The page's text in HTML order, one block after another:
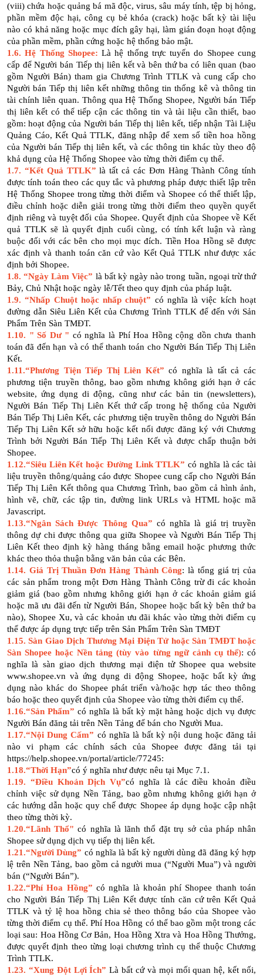
(viii) chứa hoặc quảng bá mã độc, virus, sâu máy tính, tệp bị hỏng,
phần mềm độc hại, công cụ bẻ khóa (crack) hoặc bất kỳ tài liệu
nào có khả năng hoặc mục đích gây hại, làm gián đoạn hoạt động
của phần mềm, phần cứng hoặc hệ thống bảo mật.
1.6. Hệ Thống Shopee: Là hệ thống trực tuyến do Shopee cung
cấp để Người bán Tiếp thị liên kết và bên thứ ba có liên quan (bao
gồm Người Bán) tham gia Chương Trình TTLK và cung cấp cho
Người bán Tiếp thị liên kết những thông tin thống kê và thông tin
tài chính liên quan. Thông qua Hệ Thống Shopee, Người bán Tiếp
thị liên kết có thể tiếp cận các thông tin và tài liệu cần thiết, bao
gồm: hoạt động của Người bán Tiếp thị liên kết, tiếp nhận Tài Liệu
Quảng Cáo, Kết Quả TTLK, đăng nhập để xem số tiền hoa hồng
của Người bán Tiếp thị liên kết, và các thông tin khác tùy theo độ
khả dụng của Hệ Thống Shopee vào từng thời điểm cụ thể.
1.7. “Kết Quả TTLK” là tất cả các Đơn Hàng Thành Công tính
được tính toán theo các quy tắc và phương pháp được thiết lập trên
Hệ Thống Shopee trong từng thời điểm và Shopee có thể thiết lập,
điều chỉnh hoặc diễn giải trong từng thời điểm theo quyền quyết
định riêng và tuyệt đối của Shopee. Quyết định của Shopee về Kết
quả TTLK sẽ là quyết định cuối cùng, có tính kết luận và ràng
buộc đối với các bên cho mọi mục đích. Tiền Hoa Hồng sẽ được
xác định và thanh toán căn cứ vào Kết Quả TTLK như được xác
định bởi Shopee.
1.8. “Ngày Làm Việc” là bất kỳ ngày nào trong tuần, ngoại trừ thứ
Bảy, Chủ Nhật hoặc ngày lễ/Tết theo quy định của pháp luật.
1.9. “Nhấp Chuột hoặc nhấp chuột” có nghĩa là việc kích hoạt
đường dẫn Siêu Liên Kết của Chương Trình TTLK để đến với Sản
Phẩm Trên Sàn TMĐT.
1.10. " Số Dư " có nghĩa là Phí Hoa Hồng cộng dồn chưa thanh
toán đã đến hạn và có thể thanh toán cho Người Bán Tiếp Thị Liên
Kết.
1.11.“Phương Tiện Tiếp Thị Liên Kết” có nghĩa là tất cả các
phương tiện truyền thông, bao gồm nhưng không giới hạn ở các
website, ứng dụng di động, cũng như các bản tin (newsletters),
Người Bán Tiếp Thị Liên Kết thứ cấp trong hệ thống của Người
Bán Tiếp Thị Liên Kết, các phương tiện truyền thông do Người Bán
Tiếp Thị Liên Kết sở hữu hoặc kết nối được đăng ký với Chương
Trình bởi Người Bán Tiếp Thị Liên Kết và được chấp thuận bởi
Shopee.
1.12.“Siêu Liên Kết hoặc Đường Link TTLK” có nghĩa là các tài
liệu truyền thông/quảng cáo được Shopee cung cấp cho Người Bán
Tiếp Thị Liên Kết thông qua Chương Trình, bao gồm cả hình ảnh,
hình vẽ, chữ, các tập tin, đường link URLs và HTML hoặc mã
Javascript.
1.13.“Ngân Sách Được Thông Qua” có nghĩa là giá trị truyền
thông dự chi được thông qua giữa Shopee và Người Bán Tiếp Thị
Liên Kết theo định kỳ hàng tháng bằng email hoặc phương thức
khác theo thỏa thuận bằng văn bản của các Bên.
1.14. Giá Trị Thuần Đơn Hàng Thành Công: là tổng giá trị của
các sản phẩm trong một Đơn Hàng Thành Công trừ đi các khoản
giảm giá (bao gồm nhưng không giới hạn ở các khoản giảm giá
hoặc mã ưu đãi đến từ Người Bán, Shopee hoặc bất kỳ bên thứ ba
nào), Shopee Xu, và các khoản ưu đãi khác vào từng thời điểm cụ
thể được áp dụng trực tiếp trên Sản Phẩm Trên Sàn TMĐT
1.15. Sàn Giao Dịch Thương Mại Điện Tử hoặc Sàn TMĐT hoặc
Sàn Shopee hoặc Nền tảng (tùy vào từng ngữ cảnh cụ thể): có
nghĩa là sàn giao dịch thương mại điện tử Shopee qua website
www.shopee.vn và ứng dụng di động Shopee, hoặc bất kỳ ứng
dụng nào khác do Shopee phát triển và/hoặc hợp tác theo thông
báo hoặc theo quyết định của Shopee vào từng thời điểm cụ thể.
1.16.“Sản Phẩm” có nghĩa là bất kỳ mặt hàng hoặc dịch vụ được
Người Bán đăng tải trên Nền Tảng để bán cho Người Mua.
1.17.“Nội Dung Cấm” có nghĩa là bất kỳ nội dung hoặc đăng tải
nào vi phạm các chính sách của Shopee được đăng tải tại
https://help.shopee.vn/portal/article/77245:
1.18.“Thời Hạn”có ý nghĩa như được nêu tại Mục 7.1.
1.19. “Điều Khoản Dịch Vụ”có nghĩa là các điều khoản điều
chỉnh việc sử dụng Nền Tảng, bao gồm nhưng không giới hạn ở
các hướng dẫn hoặc quy chế được Shopee áp dụng hoặc cập nhật
theo từng thời kỳ.
1.20.“Lãnh Thổ"có nghĩa là lãnh thổ đặt trụ sở của pháp nhân
Shopee sử dụng dịch vụ tiếp thị liên kết.
1.21.“Người Dùng” có nghĩa là bất kỳ người dùng đã đăng ký hợp
lệ trên Nền Tảng, bao gồm cả người mua (“Người Mua”) và người
bán (“Người Bán”).
1.22.“Phí Hoa Hồng” có nghĩa là khoản phí Shopee thanh toán
cho Người Bán Tiếp Thị Liên Kết được tính căn cứ trên Kết Quả
TTLK và tỷ lệ hoa hồng chia sẻ theo thông báo của Shopee vào
từng thời điểm cụ thể. Phí Hoa Hồng có thể bao gồm một trong các
loại sau: Hoa Hồng Cơ Bản, Hoa Hồng Xtra và Hoa Hồng Thưởng,
được quyết định theo từng loại chương trình cụ thể thuộc Chương
Trình TTLK.
1.23. “Xung Đột Lợi Ích” Là bất cứ và mọi mối quan hệ, kết nối,